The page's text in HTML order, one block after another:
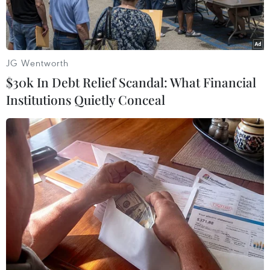
Một tàu chiến của Iran. (Nguồn: AP)
Ngày 28/11, hai quan chức quốc phòng Mỹ cho
biết một tàu chiến của lực lượng Vệ binh Cách
mạng Hồi giáo Iran đã chĩa vũ khí vào một máy
bay lên thẳng của Hải quân Mỹ ở Eo biển
Hormuz hôm 26/11, hành động mà họ mô tả là
"không an toàn và thiếu chuyên nghiệp."
JG Wentworth
$30k In Debt Relief Scandal: What Financial
Institutions Quietly Conceal